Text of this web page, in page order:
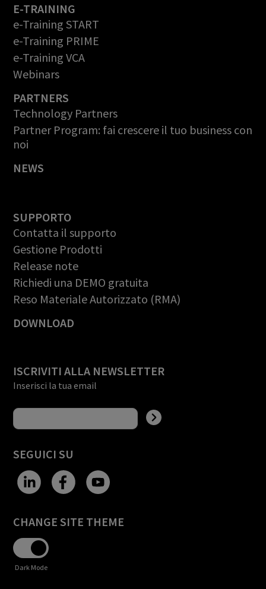
E-TRAINING
e-Training START
e-Training PRIME
e-Training VCA
Webinars
PARTNERS
Technology Partners
Partner Program: fai crescere il tuo business con
noi
NEWS
SUPPORTO
Contatta il supporto
Gestione Prodotti
Release note
Richiedi una DEMO gratuita
Reso Materiale Autorizzato (RMA)
DOWNLOAD
ISCRIVITI ALLA NEWSLETTER
Inserisci la tua email
SEGUICI SU
CHANGE SITE THEME
Dark Mode